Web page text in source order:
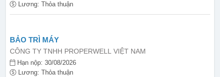
Lương: Thỏa thuận
BẢO TRÌ MÁY
CÔNG TY TNHH PROPERWELL VIỆT NAM
Hạn nộp: 30/08/2026
Lương: Thỏa thuận